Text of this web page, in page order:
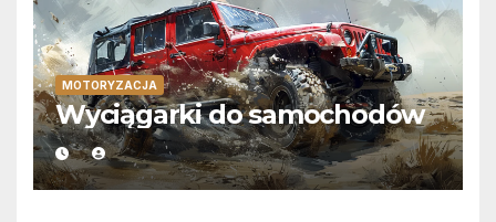
MOTORYZACJA
Wyciągarki do samochodów